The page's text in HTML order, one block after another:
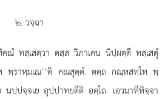
๒. วจฺฉา
ณํ ทสฺเสตฺวา ตสฺส วิภาเคน นิปฺผตฺตึ ทสฺเสตุํ
ห พฺราหฺมเณ’’ติ คณสุตฺตํ. ตตฺถ กณฺหสทฺโท พฺ
ปฺปจฺจเย อุปฺปาทยตีติ อตฺโถ. เอวมาทีหิจฺจา